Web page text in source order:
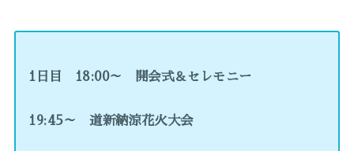
1日目 18:00～ 開会式＆セレモニー
19:45～ 道新納涼花火大会